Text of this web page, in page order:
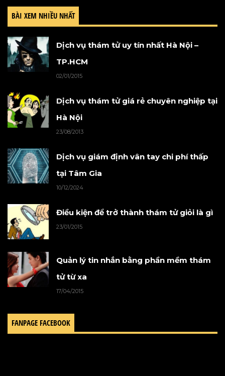
BÀI XEM NHIỀU NHẤT
Dịch vụ thám tử uy tín nhất Hà Nội –
TP.HCM
02/01/2015
Dịch vụ thám tử giá rẻ chuyên nghiệp tại
Hà Nội
23/08/2013
Dịch vụ giám định vân tay chi phí thấp
tại Tâm Gia
10/12/2024
Điều kiện để trở thành thám tử giỏi là gì
23/01/2015
Quản lý tin nhắn bằng phần mềm thám
tử từ xa
17/04/2015
FANPAGE FACEBOOK